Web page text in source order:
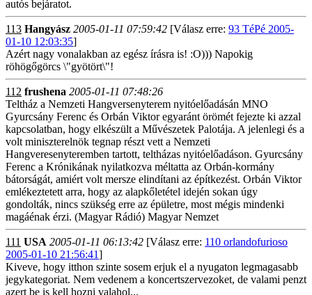
autós bejáratot.
113 Hangyász 2005-01-11 07:59:42 [Válasz erre: 93 TéPé 2005-
01-10 12:03:35]
Azért nagy vonalakban az egész írásra is! :O))) Napokig
röhögőgörcs \"gyötört\"!
112 frushena 2005-01-11 07:48:26
Teltház a Nemzeti Hangversenyterem nyitóelőadásán MNO
Gyurcsány Ferenc és Orbán Viktor egyaránt örömét fejezte ki azzal
kapcsolatban, hogy elkészült a Művészetek Palotája. A jelenlegi és a
volt miniszterelnök tegnap részt vett a Nemzeti
Hangveresenyteremben tartott, teltházas nyitóelőadáson. Gyurcsány
Ferenc a Krónikának nyilatkozva méltatta az Orbán-kormány
bátorságát, amiért volt mersze elindítani az építkezést. Orbán Viktor
emlékeztetett arra, hogy az alapkőletétel idején sokan úgy
gondolták, nincs szükség erre az épületre, most mégis mindenki
magáénak érzi. (Magyar Rádió) Magyar Nemzet
111 USA 2005-01-11 06:13:42 [Válasz erre: 110 orlandofurioso
2005-01-10 21:56:41]
Kiveve, hogy itthon szinte sosem erjuk el a nyugaton legmagasabb
jegykategoriat. Nem vedenem a koncertszervezoket, de valami penzt
azert be is kell hozni valahol...